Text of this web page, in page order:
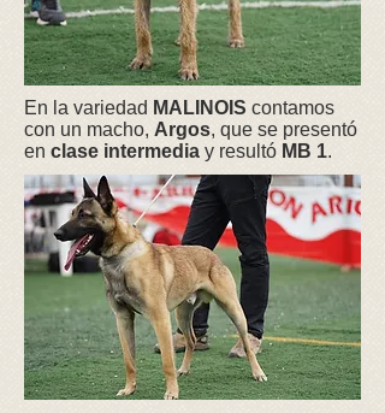
En la variedad MALINOIS contamos
con un macho, Argos, que se presentó
en clase intermedia y resultó MB 1.